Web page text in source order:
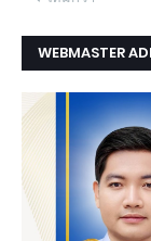
WEBMASTER